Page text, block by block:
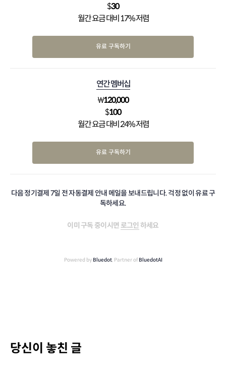
$30
월간 요금 대비 17% 저렴
유료 구독하기
연간 멤버십
₩120,000
$100
월간 요금 대비 24% 저렴
유료 구독하기
다음 정기결제 7일 전 자동결제 안내 메일을 보내드립니다. 걱정 없이 유료 구
독하세요.
이미 구독 중이시면 로그인 하세요
Powered by Bluedot, Partner of BluedotAI
당신이 놓친 글